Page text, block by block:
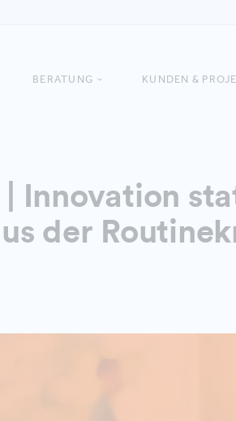
BERATUNG KUNDEN &
| Innovation
der